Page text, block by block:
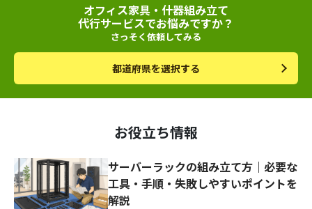
オフィス家具・什器組み立て
代行サービスでお悩みですか？
さっそく依頼してみる
都道府県を選択する
お役立ち情報
サーバーラックの組み立て方｜必要な
工具・手順・失敗しやすいポイントを
解説